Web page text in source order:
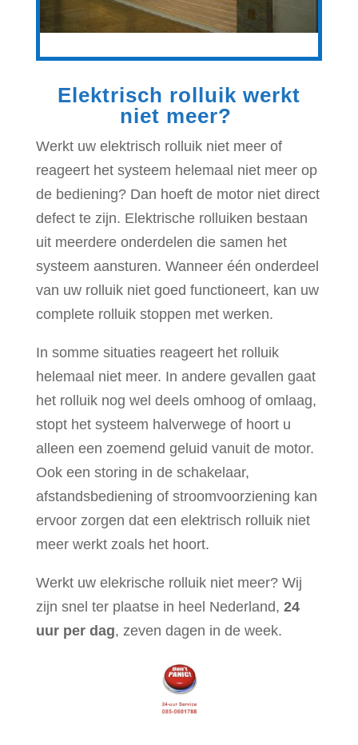
Elektrisch rolluik werkt
niet meer?
Werkt uw elektrisch rolluik niet meer of
reageert het systeem helemaal niet meer op
de bediening? Dan hoeft de motor niet direct
defect te zijn. Elektrische rolluiken bestaan
uit meerdere onderdelen die samen het
systeem aansturen. Wanneer één onderdeel
van uw rolluik niet goed functioneert, kan uw
complete rolluik stoppen met werken.
In somme situaties reageert het rolluik
helemaal niet meer. In andere gevallen gaat
het rolluik nog wel deels omhoog of omlaag,
stopt het systeem halverwege of hoort u
alleen een zoemend geluid vanuit de motor.
Ook een storing in de schakelaar,
afstandsbediening of stroomvoorziening kan
ervoor zorgen dat een elektrisch rolluik niet
meer werkt zoals het hoort.
Werkt uw elekrische rolluik niet meer? Wij
zijn snel ter plaatse in heel Nederland, 24
uur per dag, zeven dagen in de week.